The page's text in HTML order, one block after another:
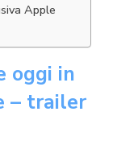
Apple
oggi in
– trailer